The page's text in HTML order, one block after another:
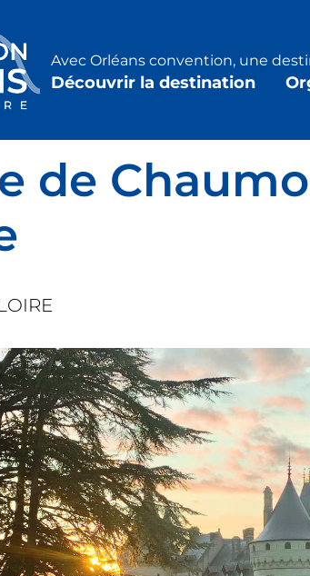
Avec Orléans convention, une
Découvrir la destination
de